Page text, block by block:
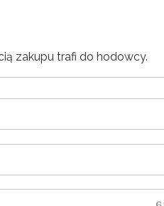
zakupu trafi do hodowcy.